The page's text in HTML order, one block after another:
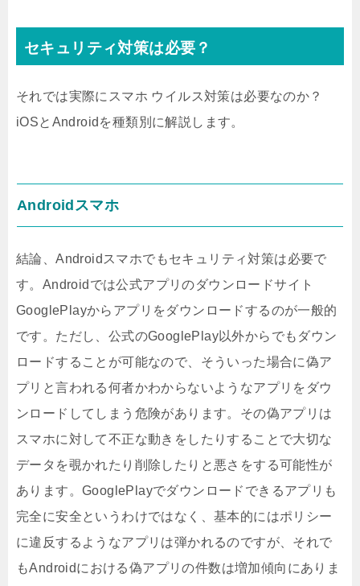
セキュリティ対策は必要？
それでは実際にスマホ ウイルス対策は必要なのか？
iOSとAndroidを種類別に解説します。
Androidスマホ
結論、Androidスマホでもセキュリティ対策は必要で
す。Androidでは公式アプリのダウンロードサイト
GooglePlayからアプリをダウンロードするのが一般的
です。ただし、公式のGooglePlay以外からでもダウン
ロードすることが可能なので、そういった場合に偽ア
プリと言われる何者かわからないようなアプリをダウ
ンロードしてしまう危険があります。その偽アプリは
スマホに対して不正な動きをしたりすることで大切な
データを覗かれたり削除したりと悪さをする可能性が
あります。GooglePlayでダウンロードできるアプリも
完全に安全というわけではなく、基本的にはポリシー
に違反するようなアプリは弾かれるのですが、それで
もAndroidにおける偽アプリの件数は増加傾向にありま